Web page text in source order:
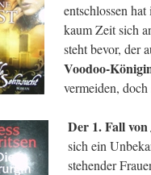
entschlossen
kaum Zeit sich
steht bevor, der
Voodoo-
vermeiden,
Der 1. Fall von
sich ein
stehender